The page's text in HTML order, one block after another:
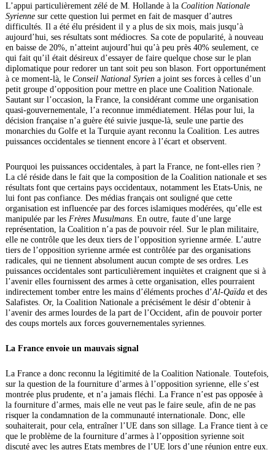
L’appui particulièrement zélé de M. Hollande à la Coalition Nationale
Syrienne sur cette question lui permet en fait de masquer d’autres
difficultés. Il a été élu président il y a plus de six mois, mais jusqu’à
aujourd’hui, ses résultats sont médiocres. Sa cote de popularité, à nouveau
en baisse de 20%, n’atteint aujourd’hui qu’à peu près 40% seulement, ce
qui fait qu’il était désireux d’essayer de faire quelque chose sur le plan
diplomatique pour redorer un tant soit peu son blason. Fort opportunément
à ce moment-là, le Conseil National Syrien a joint ses forces à celles d’un
petit groupe d’opposition pour mettre en place une Coalition Nationale.
Sautant sur l’occasion, la France, la considérant comme une organisation
quasi-gouvernementale, l’a reconnue immédiatement. Hélas pour lui, la
décision française n’a guère été suivie jusque-là, seule une partie des
monarchies du Golfe et la Turquie ayant reconnu la Coalition. Les autres
puissances occidentales se tiennent encore à l’écart et observent.
Pourquoi les puissances occidentales, à part la France, ne font-elles rien ?
La clé réside dans le fait que la composition de la Coalition nationale et ses
résultats font que certains pays occidentaux, notamment les Etats-Unis, ne
lui font pas confiance. Des médias français ont souligné que cette
organisation est influencée par des forces islamiques modérées, qu’elle est
manipulée par les Frères Musulmans . En outre, faute d’une large
représentation, la Coalition n’a pas de pouvoir réel. Sur le plan militaire,
elle ne contrôle que les deux tiers de l’opposition syrienne armée. L’autre
tiers de l’opposition syrienne armée est contrôlée par des organisations
radicales, qui ne tiennent absolument aucun compte de ses ordres. Les
puissances occidentales sont particulièrement inquiètes et craignent que si à
l’avenir elles fournissent des armes à cette organisation, elles pourraient
indirectement tomber entre les mains d’éléments proches d’Al-Qaïda et des
Salafistes. Or, la Coalition Nationale a précisément le désir d’obtenir à
l’avenir des armes lourdes de la part de l’Occident, afin de pouvoir porter
des coups mortels aux forces gouvernementales syriennes.
La France envoie un mauvais signal
La France a donc reconnu la légitimité de la Coalition Nationale. Toutefois,
sur la question de la fourniture d’armes à l’opposition syrienne, elle s’est
montrée plus prudente, et n’a jamais fléchi. La France n’est pas opposée à
la fourniture d’armes, mais elle ne veut pas le faire seule, afin de ne pas
risquer la condamnation de la communauté internationale. Donc, elle
souhaiterait, pour cela, entraîner l’UE dans son sillage. La France tient à ce
que le problème de la fourniture d’armes à l’opposition syrienne soit
discuté avec les autres Etats membres de l’UE lors d’une réunion entre eux.